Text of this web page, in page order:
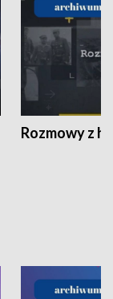
Rozmowy z